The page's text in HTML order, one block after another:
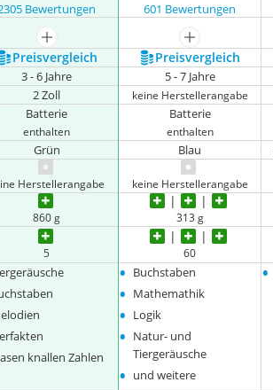
Bewertungen 601 Bewertungen
mehr anzeigen mehr anzeigen
Preis­vergleich Preis­vergleich
3 - 6 Jahre 5 - 7 Jahre
2 Zoll keine Herstellerangabe
Batterie
enthalten
Batterie
enthalten
Grün Blau
Herstellerangabe keine Herstellerangabe
860 g 313 g
5 60
knallen Zahlen
• Buchstaben
• Mathemathik
• Logik
• Natur- und
Tiergeräusche
• und weitere
•